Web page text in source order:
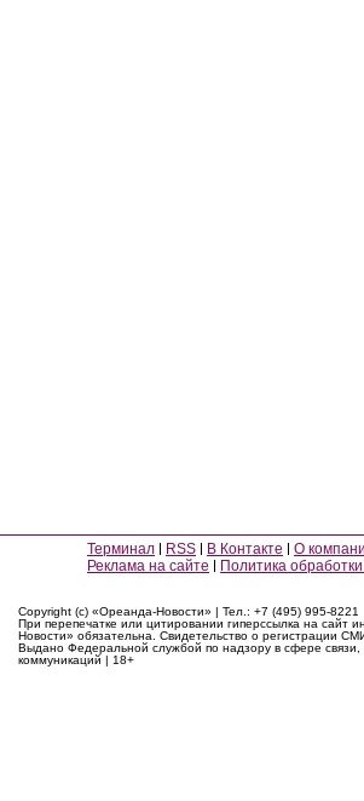
Терминал RSS В Контакте О
Реклама на сайте
Политика
Copyright (c) «Ореанда-Новости» | Тел.: +7 (495) 995-8221
При перепечатке или цитировании гиперссылка на сайт
Новости» обязательна. Свидетельство о регистрации
Выдано Федеральной службой по надзору в сфере
коммуникаций | 18+